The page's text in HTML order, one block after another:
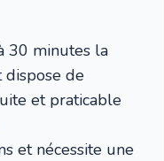
30 minutes la
de
et praticable
et nécessite une